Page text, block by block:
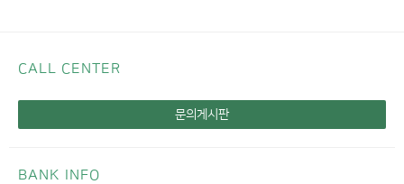
CALL CENTER
문의게시판
BANK INFO